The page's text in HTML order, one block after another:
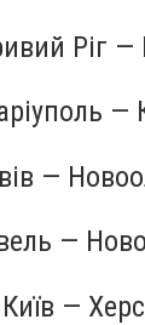
Ріг —
—
—
—
—